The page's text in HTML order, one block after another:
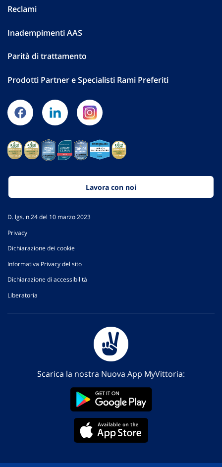
Reclami
Inadempimenti AAS
Parità di trattamento
Prodotti Partner e Specialisti Rami Preferiti
Lavora con noi
D. lgs. n.24 del 10 marzo 2023
Privacy
Dichiarazione dei cookie
Informativa Privacy del sito
Dichiarazione di accessibilità
Liberatoria
Scarica la nostra Nuova App MyVittoria: